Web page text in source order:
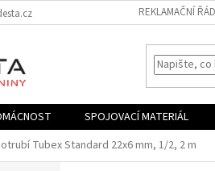
REKLAMAČNÍ ŘÁD
SPOJOVACÍ MATERIÁL
Tubex Standard 22x6 mm, 1/2, 2 m